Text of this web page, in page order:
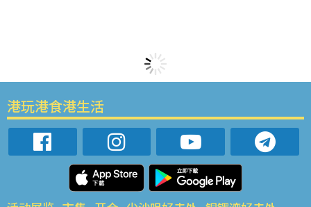
港玩港食港生活